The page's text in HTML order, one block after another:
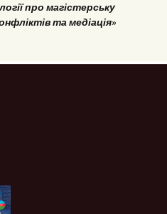
про магістерську
та медіація»